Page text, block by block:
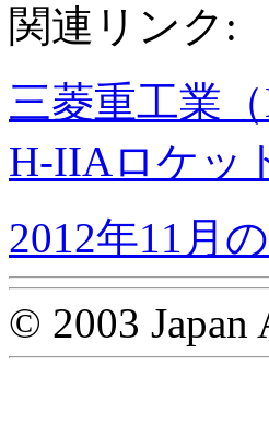
関連リンク:
三菱重工業
H-IIAロケッ
2012年11月
© 2003 Japan